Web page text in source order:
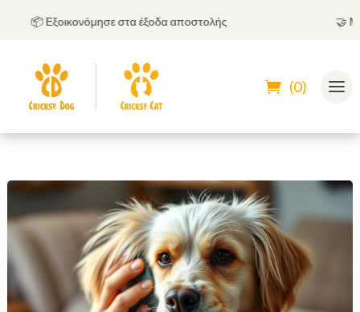
📦 Εξοικονόμησε στα έξοδα αποστολής
(0)